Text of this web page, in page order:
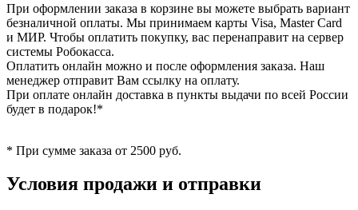
При оформлении заказа в корзине вы можете выбрать вариант
безналичной оплаты. Мы принимаем карты Visa, Master Card
и МИР. Чтобы оплатить покупку, вас перенаправит на сервер
системы Робокасса.
Оплатить онлайн можно и после оформления заказа. Наш
менеджер отправит Вам ссылку на оплату.
При оплате онлайн доставка в пункты выдачи по всей России
будет в подарок!*
* При сумме заказа от 2500 руб.
Условия продажи и отправки